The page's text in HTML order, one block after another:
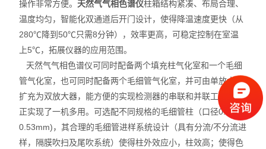
实验室设备
离子色谱仪
操作非常方便。 天然气气相色谱仪柱箱结构紧凑、布局合理、
温度均匀，智能化双通道后开门设计，使得降温速度更快（从
280℃降到50℃只需8分钟），效率更高，可稳定控制在室温
上5℃，拓展仪器的应用范围。
天然气气相色谱仪可同时配备两个填充柱气化室和一个毛细
管气化室，也可同时配备两个毛细管气化室，并可由单放大器
扩充为双放大器，能方便的实现检测器的串联和并联工作。真
正实现了一机多用。可选配不同规格的毛细管柱（口径0.2-
0.53mm)，其合理的毛细管进样系统设计（具有分流/不分流进
样，隔膜吹扫及尾吹系统）使得柱外效应小，柱效高；使得色